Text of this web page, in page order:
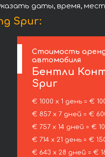
даты, время,
Spur:
Стоимость
автомобиля
Бентли
Spur
€ 1000 х 1 день = €
€ 857 х 7 дней = €
€ 757 х 14 дней = €
€ 714 х 21 день = €
€ 643 х 28 дней = €